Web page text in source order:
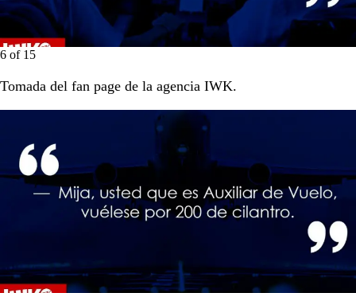
6 of 15
Tomada del fan page de la agencia IWK.